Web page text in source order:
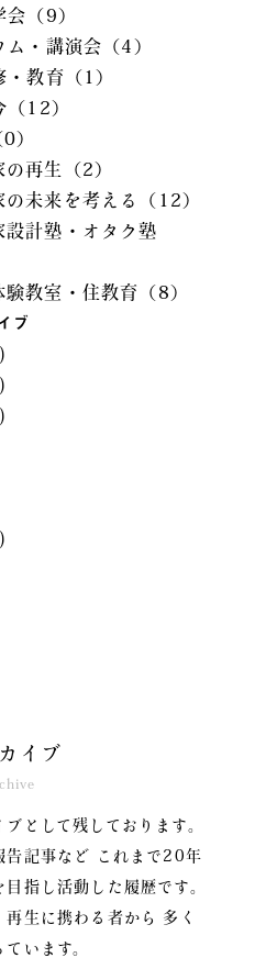
（9）
ム・講演会（4）
教育（1）
（12）
）
の再生（2）
の未来を考える（12）
設計塾・オタク塾
験教室・住教育（8）
ブ
イブ
として残しております。
告記事など
これまで20年
指し活動した履歴です。
生に携わる者から
多く
います。